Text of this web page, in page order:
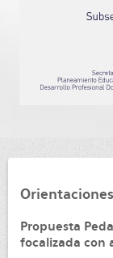
Propuesta
focalizada con